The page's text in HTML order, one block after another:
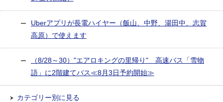
Uberアプリが長電ハイヤー（飯山、中野、湯田中、志賀
高原）で使えます
（8/28～30）"エアロキングの里帰り" 高速バス「雪物
語」に2階建てバス≪8月3日予約開始≫
カテゴリー別に見る